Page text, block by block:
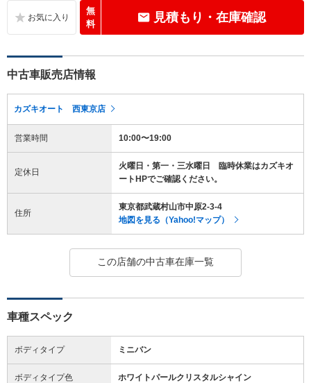
無
料
見積もり・在庫確認
中古車販売店情報
カズキオート 西東京店
営業時間 10:00〜19:00
定休日
火曜日・第一・三水曜日 臨時休業はカズキオ
ートHPでご確認ください。
住所
東京都武蔵村山市中原2-3-4
地図を見る（Yahoo!マップ）
この店舗の中古車在庫一覧
車種スペック
ボディタイプ ミニバン
ボディタイプ色 ホワイトパールクリスタルシャイン